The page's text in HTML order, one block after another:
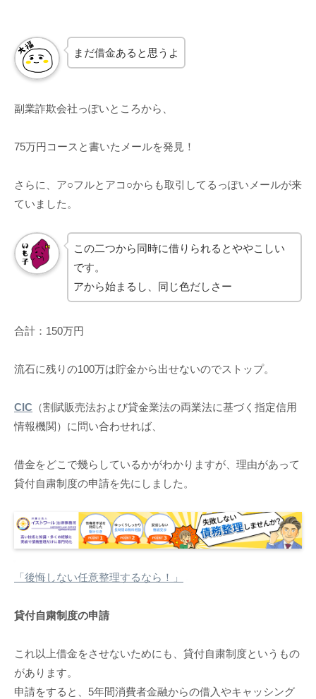
まだ借金あると思うよ
副業詐欺会社っぽいところから、
75万円コースと書いたメールを発見！
さらに、ア○フルとアコ○からも取引してるっぽいメールが来
ていました。
この二つから同時に借りられるとややこしい
です。
アから始まるし、同じ色だしさー
合計：150万円
流石に残りの100万は貯金から出せないのでストップ。
CIC （割賦販売法および貸金業法の両業法に基づく指定信用
情報機関）に問い合わせれば、
借金をどこで幾らしているかがわかりますが、理由があって
貸付自粛制度の申請を先にしました。
「後悔しない任意整理するなら！」
貸付自粛制度の申請
これ以上借金をさせないためにも、貸付自粛制度というもの
があります。
申請をすると、5年間消費者金融からの借入やキャッシング